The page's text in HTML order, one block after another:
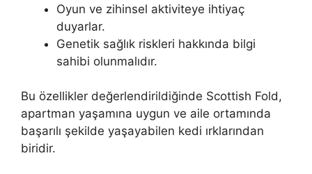
Oyun ve zihinsel aktiviteye ihtiyaç
duyarlar.
Genetik sağlık riskleri hakkında bilgi
sahibi olunmalıdır.
Bu özellikler değerlendirildiğinde Scottish Fold,
apartman yaşamına uygun ve aile ortamında
başarılı şekilde yaşayabilen kedi ırklarından
biridir.